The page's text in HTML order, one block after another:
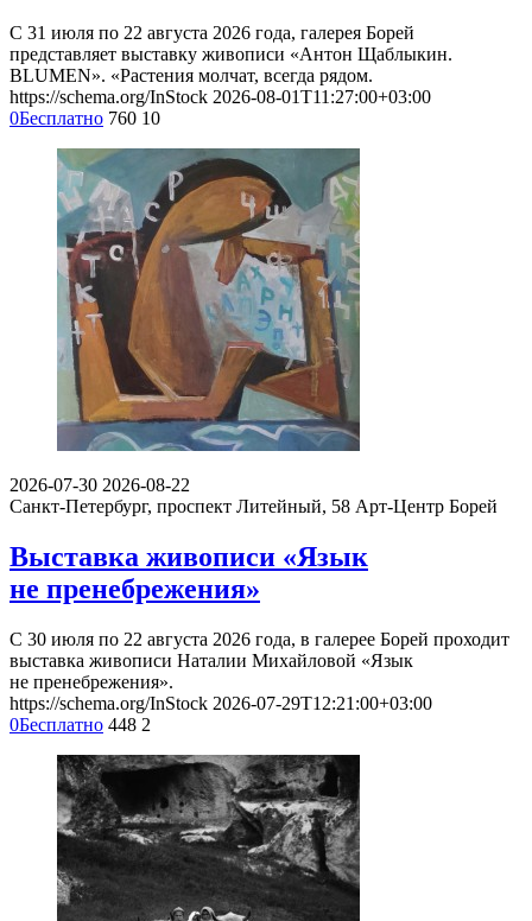
С 31 июля по 22 августа 2026 года, галерея Борей
представляет выставку живописи «Антон Щаблыкин.
BLUMEN». «Растения молчат, всегда рядом.
https://schema.org/InStock 2026-08-01T11:27:00+03:00
0Бесплатно 760 10
2026-07-30 2026-08-22
Санкт-Петербург, проспект Литейный, 58 Арт-Центр Борей
Выставка живописи «Язык
не пренебрежения»
С 30 июля по 22 августа 2026 года, в галерее Борей проходит
выставка живописи Наталии Михайловой «Язык
не пренебрежения».
https://schema.org/InStock 2026-07-29T12:21:00+03:00
0Бесплатно 448 2